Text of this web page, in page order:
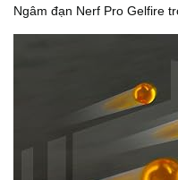
Ngâm đạn Nerf Pro Gelfire